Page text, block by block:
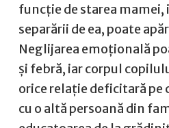
funcție de starea
separării de ea, poate
Neglijarea emoțională
și febră, iar corpul
orice relație deficitară pe
cu o altă persoană din